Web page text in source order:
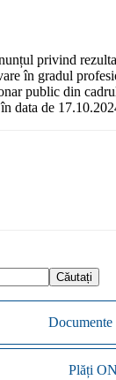
privind
în gradul
public din
data de
Plăți